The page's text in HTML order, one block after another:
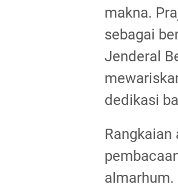
makna.
sebagai
Jenderal
dedikasi